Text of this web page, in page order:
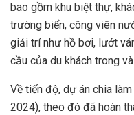
bao gồm khu biệt thự,
trường biển, công viên
giải trí như hồ bơi, lướt
cầu của du khách trong
Về tiến độ, dự án chia
2024), theo đó đã hoàn